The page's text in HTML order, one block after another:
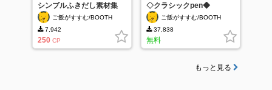
シンプルふきだし素材集
62setご飯がすすむ/BOOTH
7,942
250 CP
◇クラシックpen◆
ご飯がすすむ/BOOTH
37,838
無料
もっと見る